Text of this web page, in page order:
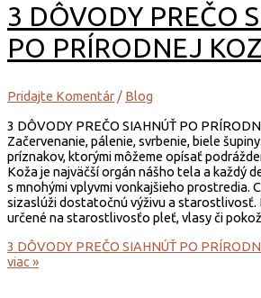
3 DÔVODY PREČO
PO PRÍRODNEJ
Pridajte Komentár / Blog
3 DÔVODY PREČO SIAHNÚŤ PO
Začervenanie, pálenie, svrbenie, biele
príznakov, ktorými môžeme opísať
Koža je najväčší orgán nášho tela a každý
s mnohými vplyvmi vonkajšieho prostredia.
sizaslúži dostatočnú výživu a starostlivosť.
určené na starostlivosťo pleť, vlasy či
3 DÔVODY PREČO SIAHNÚŤ PO
viac »